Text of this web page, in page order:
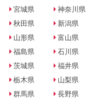
宮城県
秋田県
山形県
福島県
茨城県
栃木県
群馬県
神奈川県
新潟県
富山県
石川県
福井県
山梨県
長野県